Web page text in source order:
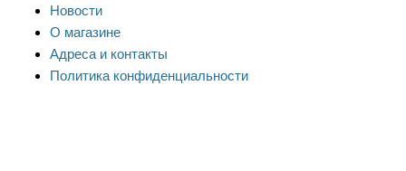
Новости
О магазине
Адреса и контакты
Политика конфиденциальности